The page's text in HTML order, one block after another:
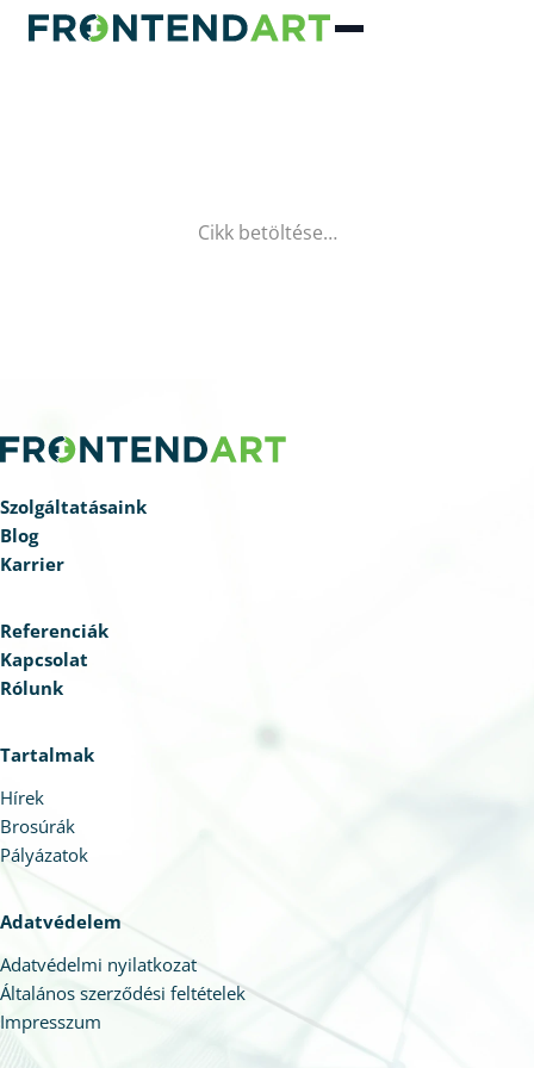
Cikk betöltése…
Szolgáltatásaink
Blog
Karrier
Referenciák
Kapcsolat
Rólunk
Tartalmak
Hírek
Brosúrák
Pályázatok
Adatvédelem
Adatvédelmi nyilatkozat
Általános szerződési feltételek
Impresszum